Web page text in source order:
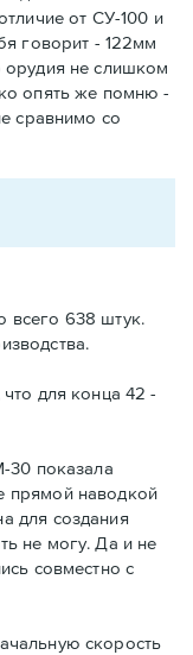
от СУ-100 и
говорит - 122мм
орудия не слишком
опять же помню -
сравнимо со
всего 638 штук.
для конца 42 -
30 показала
прямой наводкой
для создания
не могу. Да и не
совместно с
скорость